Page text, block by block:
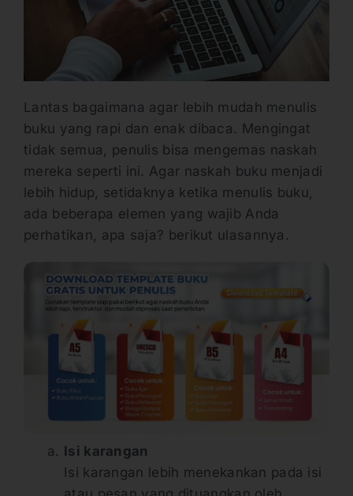
Lantas bagaimana agar lebih mudah menulis
buku yang rapi dan enak dibaca. Mengingat
tidak semua, penulis bisa mengemas naskah
mereka seperti ini. Agar naskah buku menjadi
lebih hidup, setidaknya ketika menulis buku,
ada beberapa elemen yang wajib Anda
perhatikan, apa saja? berikut ulasannya.
Isi karangan
Isi karangan lebih menekankan pada isi